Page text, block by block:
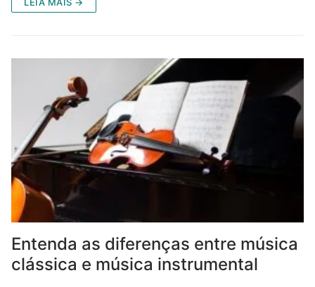
Entenda as diferenças entre música
clássica e música instrumental